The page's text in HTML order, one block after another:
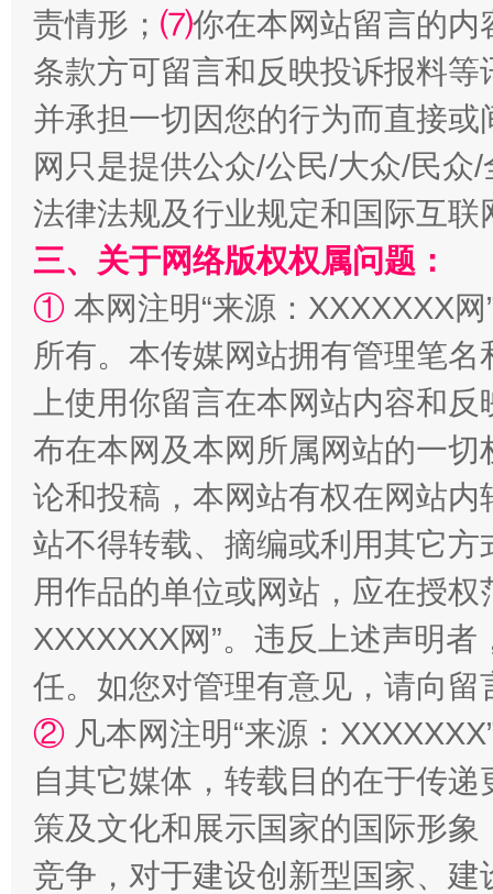
全民健身五年计划来了！等你上场
阿坝州三大球赛在茂县开幕 规模
国家大学科技园优化重塑工作
责情形； ⑺你在本网站留言的内
条款方可留言和反映投诉报料
并承担一切因您的行为而直接
网只是提供公众/公民/大众/民
法律法规及行业规定和国际互
三、关于网络版权权属问题：
① 本网注明“来源：XXXXXXX
所有。本传媒网站拥有管理笔
上使用你留言在本网站内容和
布在本网及本网所属网站的一
论和投稿，本网站有权在网站
站不得转载、摘编或利用其它
用作品的单位或网站，应在授
XXXXXXX网”。违反上述声明
任。如您对管理有意见，请向
② 凡本网注明“来源：
自其它媒体，转载目的在于传
策及文化和展示国家的国际形
竞争，对于建设创新型国家、